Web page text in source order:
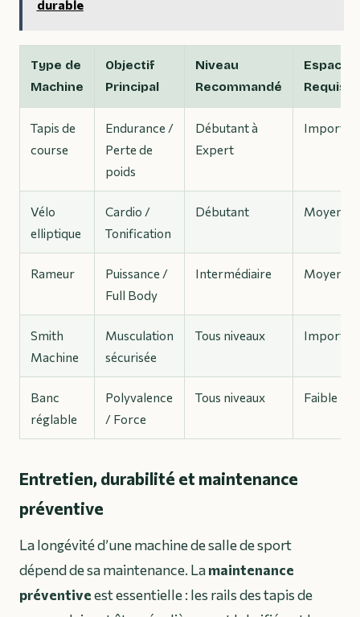
durable
Type de
Machine
Objectif
Principal
Niveau
Recommandé
Espace
Requis
Tapis de
course
Endurance /
Perte de
poids
Débutant à
Expert
Vélo
elliptique
Cardio /
Tonification
Débutant Moyen
Rameur
Puissance /
Full Body
Intermédiaire Moyen
Smith
Machine
Musculation
sécurisée
Tous niveaux
Banc
réglable
Polyvalence
/ Force
Tous niveaux Faible
Entretien, durabilité et maintenance
préventive
La longévité d’une machine de salle de sport
dépend de sa maintenance. Lamaintenance
préventiveest essentielle : les rails des tapis de